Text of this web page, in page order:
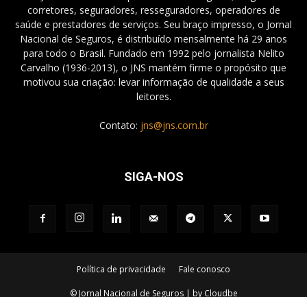
corretores, seguradores, resseguradores, operadores de
saúde e prestadores de serviços. Seu braço impresso, o Jornal
Nacional de Seguros, é distribuído mensalmente há 29 anos
para todo o Brasil. Fundado em 1992 pelo jornalista Nelito
Carvalho (1936-2013), o JNS mantém firme o propósito que
motivou sua criação: levar informação de qualidade a seus
leitores.
Contato: jns@jns.com.br
SIGA-NOS
Política de privacidade Fale conosco
© Jornal Nacional de Seguros | by Cloudbe